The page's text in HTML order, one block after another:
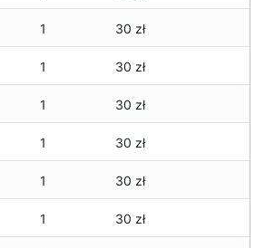
1 30 zł
1 30 zł
1 30 zł
1 30 zł
1 30 zł
1 30 zł